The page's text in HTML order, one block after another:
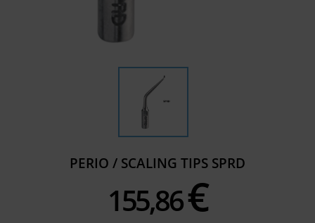
PERIO / SCALING TIPS SPRD
155,86€